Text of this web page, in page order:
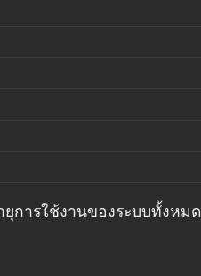
การใช้งานของระบบทั้งหมด